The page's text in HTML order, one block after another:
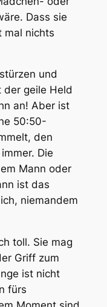
Dass sie
mal nichts
und
der geile Held
an! Aber ist
50:50-
den
Die
Mann oder
ist das
niemandem
toll. Sie mag
Griff zum
ist nicht
fürs